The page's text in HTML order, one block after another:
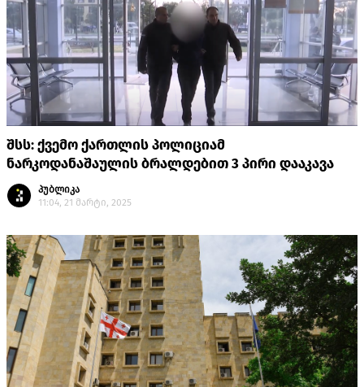
შსს: ქვემო ქართლის პოლიციამ
ნარკოდანაშაულის ბრალდებით 3 პირი დააკავა
პუბლიკა
11:04, 21 მარტი, 2025